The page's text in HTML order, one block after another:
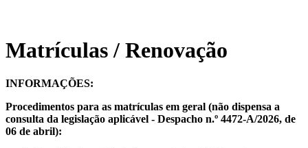
Matrículas / Renovação
INFORMAÇÕES:
Procedimentos para as matrículas em geral (não dispensa a
consulta da legislação aplicável - Despacho n.º 4472-A/2026, de
06 de abril):